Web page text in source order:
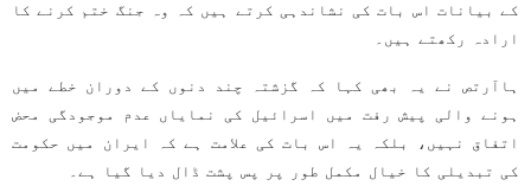
کے بیانات اس بات کی نشاندہی کرتے ہیں کہ وہ جنگ ختم کرنے کا
ارادہ رکھتے ہیں۔
ہاآرتص نے یہ بھی کہا کہ گزشتہ چند دنوں کے دوران خطے میں
ہونے والی پیش رفت میں اسرائیل کی نمایاں عدم موجودگی محض
اتفاق نہیں، بلکہ یہ اس بات کی علامت ہے کہ ایران میں حکومت
کی تبدیلی کا خیال مکمل طور پر پس پشت ڈال دیا گیا ہے۔